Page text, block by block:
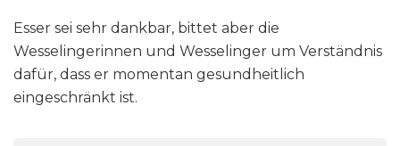
Esser sei sehr dankbar, bittet aber die
Wesselingerinnen und Wesselinger um Verständnis
dafür, dass er momentan gesundheitlich
eingeschränkt ist.